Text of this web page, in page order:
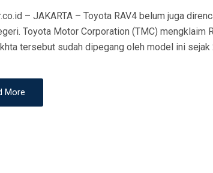
– JAKARTA – Toyota RAV4 belum juga
Toyota Motor Corporation (TMC)
tersebut sudah dipegang oleh model ini sejak
More